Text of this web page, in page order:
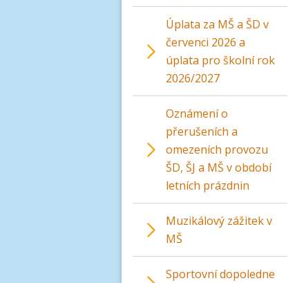
Úplata za MŠ a ŠD v
červenci 2026 a
úplata pro školní rok
2026/2027
Oznámení o
přerušeních a
omezeních provozu
ŠD, ŠJ a MŠ v období
letních prázdnin
Muzikálový zážitek v
MŠ
Sportovní dopoledne